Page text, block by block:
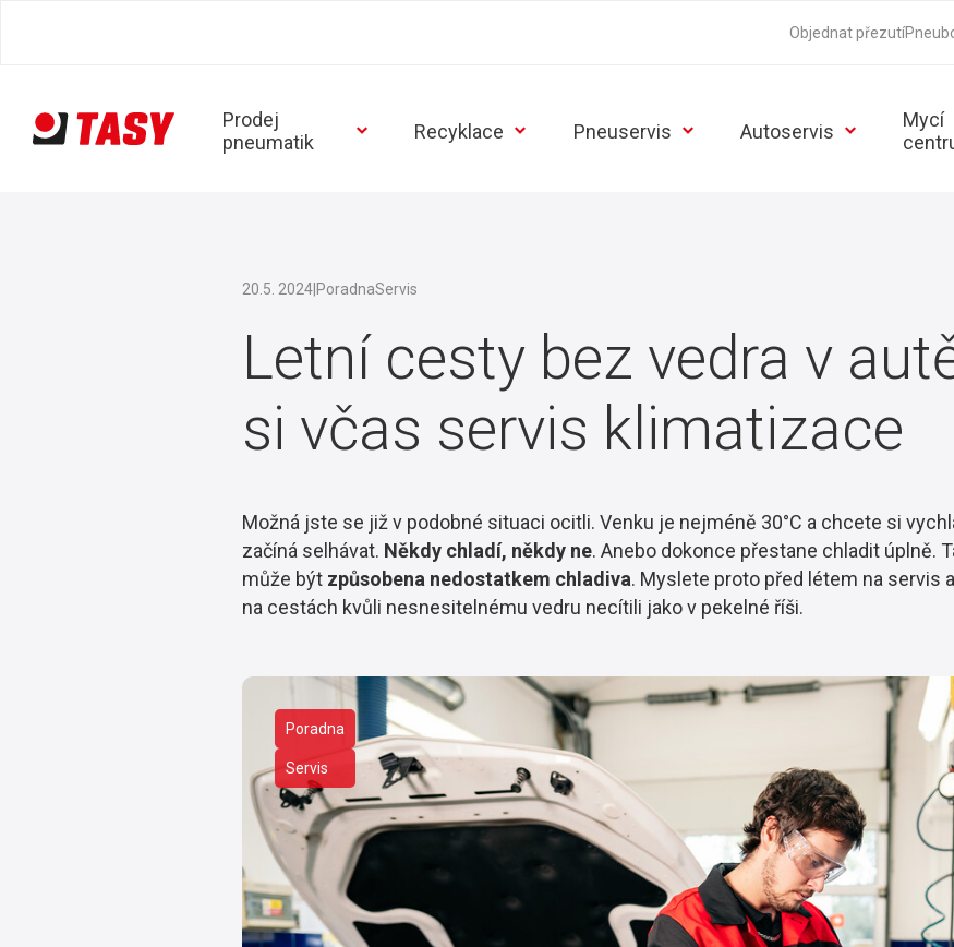
Prodej
pneumatik
Recyklace Pneuservis Autoservis
Mycí
Objednat přezutí
20.5. 2024 PoradnaServis
Letní cesty bez vedra v
si včas servis klimatizace
Možná jste se již v podobné situaci ocitli. Venku je nejméně 30°C a chcete si
začíná selhávat. Někdy chladí, někdy ne. Anebo dokonce přestane chladit úplně.
může být způsobena nedostatkem chladiva. Myslete proto před létem na servis
na cestách kvůli nesnesitelnému vedru necítili jako v pekelné říši.
Poradna
Servis